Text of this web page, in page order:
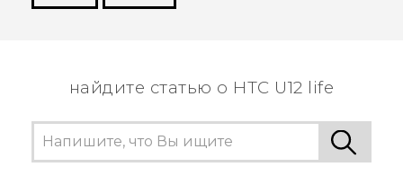
найдите статью о HTC U12 life